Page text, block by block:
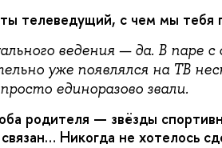
телеведущий, с чем мы тебя
ведения — да. В паре
уже появлялся на ТВ
единоразово звали.
родителя — звёзды
Никогда не хотелось